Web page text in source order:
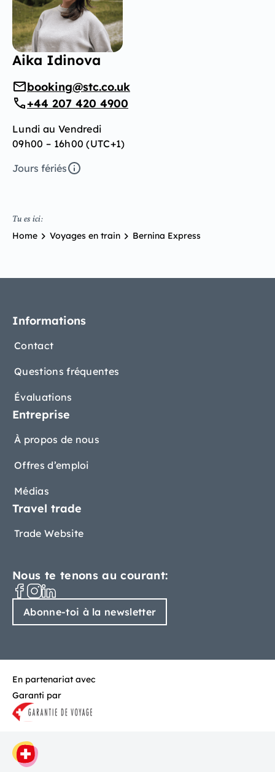
Aika Idinova
booking@stc.co.uk
+44 207 420 4900
Lundi au Vendredi
09h00 – 16h00 (UTC+1)
Jours fériés
Tu es ici:
Home Voyages en train Bernina Express
Informations
Contact
Questions fréquentes
Évaluations
Entreprise
À propos de nous
Offres d’emploi
Médias
Travel trade
Trade Website
Nous te tenons au courant:
Abonne-toi à la newsletter
En partenariat avec
Garanti par